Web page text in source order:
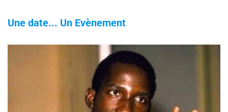
Une date... Un Evènement